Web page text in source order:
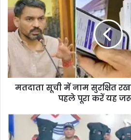
मतदाता सूची में नाम सुरक्षित
पहले पूरा करें यह